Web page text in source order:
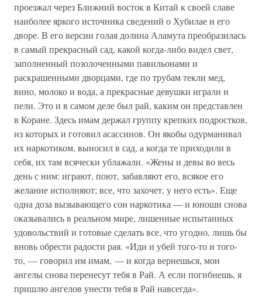
проезжал через Ближний восток в Китай к своей славе
наиболее яркого источника сведений о Хубилае и его
дворе. В его версии голая долина Аламута преобразилась
в самый прекрасный сад, какой когда-либо видел свет,
заполненный позолоченными павильонами и
раскрашенными дворцами, где по трубам текли мед,
вино, молоко и вода, а прекрасные девушки играли и
пели. Это и в самом деле был рай, каким он представлен
в Коране. Здесь имам держал группу крепких подростков,
из которых и готовил асассинов. Он якобы одурманивал
их наркотиком, выносил в сад, а когда те приходили в
себя, их там всячески ублажали. «Жены и девы во весь
день с ним: играют, поют, забавляют его, всякое его
желание исполняют; все, что захочет, у него есть». Еще
одна доза вызывающего сон наркотика — и юноши снова
оказывались в реальном мире, лишенные испытанных
удовольствий и готовые сделать все, что угодно, лишь бы
вновь обрести радости рая. «Иди и убей того-то и того-
то, — говорил им имам, — и когда вернешься, мои
ангелы снова перенесут тебя в Рай. А если погибнешь, я
пришлю ангелов унести тебя в Рай навсегда».